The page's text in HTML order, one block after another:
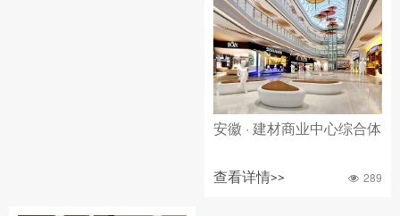
安徽 · 建材商业中心综合体
查看详情>> 289